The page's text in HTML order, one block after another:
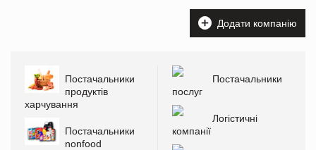
Додати компанію
Постачальники
продуктів
харчування
Постачальники
nonfood
Постачальники
послуг
Логістичні
компанії